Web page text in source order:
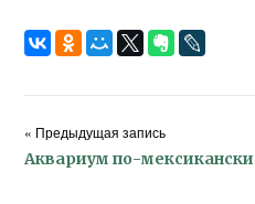
« Предыдущая запись
Аквариум по-мексикански